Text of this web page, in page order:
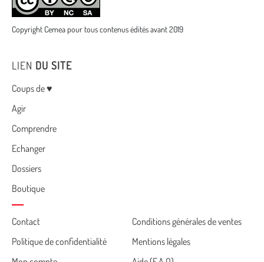
Copyright Cemea pour tous contenus édités avant 2019
LIEN DU SITE
Menu
Coups de ♥
Agir
Comprendre
Echanger
Dossiers
Boutique
Cemea
footer
Contact
Conditions générales de ventes
Politique de confidentialité
Mentions légales